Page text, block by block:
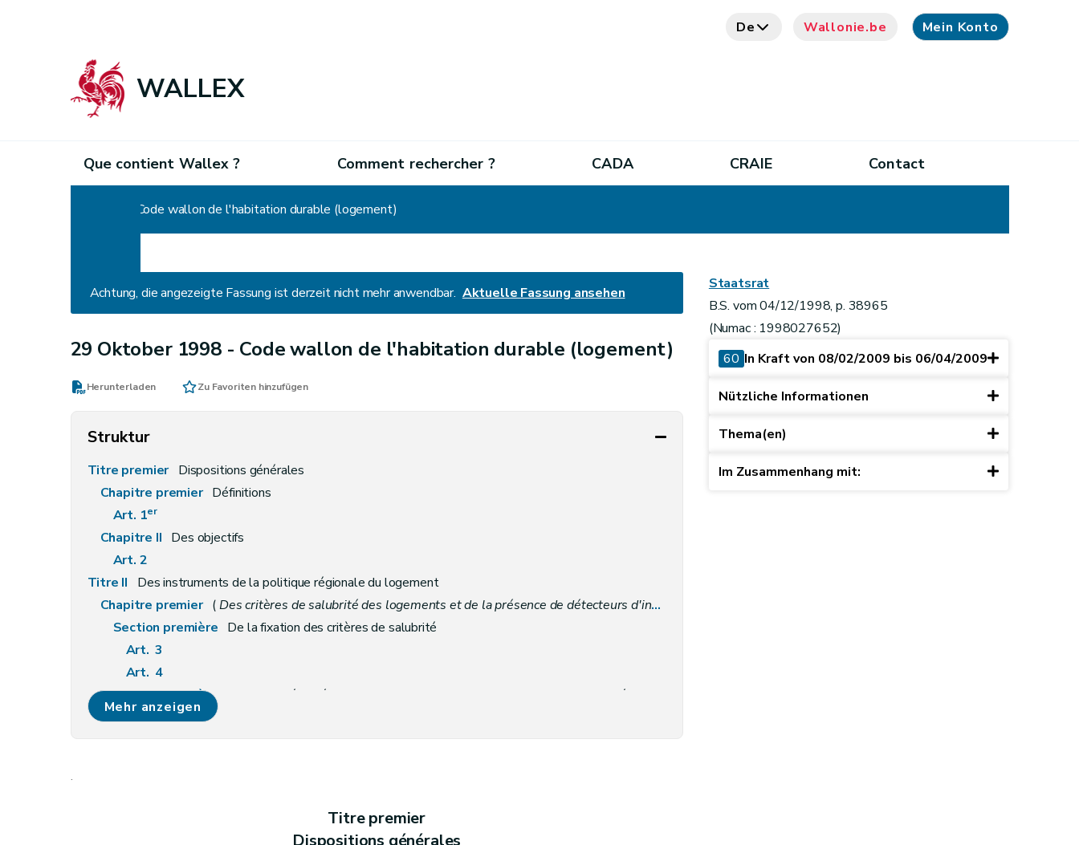
De Wallonie.be Mein Konto
WALLEX
Que contient Wallex ? Comment rechercher ? CADA CRAIE Contact
Code wallon de l'habitation durable (logement)
Achtung, die angezeigte Fassung ist derzeit nicht mehr anwendbar. Aktuelle Fassung ansehen
29 Oktober 1998 - Code wallon de l'habitation durable (logement)
Herunterladen Zu Favoriten hinzufügen
Struktur
Titre premier Dispositions générales
Chapitre premier Définitions
Art. 1er
Chapitre II Des objectifs
Art. 2
Titre II
Des instruments de la politique régionale du logement
Chapitre premier (Des critères de salubrité des logements et de la présence de détecteurs d'incendie
Section première De la fixation des critères de salubrité
Art. 3
Art. 4
Section première
De la sécurité contre les risques d'incendie des logements par la présence de détecteurs d'incendie
Art. 4bis
Mehr anzeigen
.
Titre premier
Dispositions générales
Staatsrat
B.S. vom 04/12/1998, p. 38965
(Numac : 1998027652)
60 In Kraft von 08/02/2009 bis 06/04/2009
Nützliche Informationen
Thema(en)
Im Zusammenhang mit: